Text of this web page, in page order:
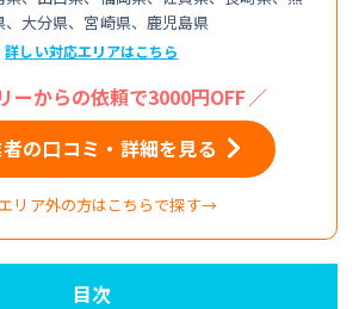
、大分県、宮崎県、鹿児島県
詳しい対応エリアはこちら
ーからの依頼で3000円OFF
の口コミ・詳細を見る
リア外の方はこちらで探す→
目次